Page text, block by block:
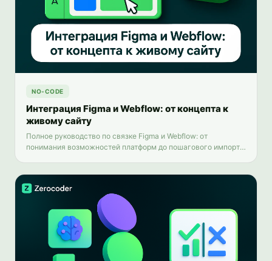
NO-CODE
Интеграция Figma и Webflow: от концепта к
живому сайту
Полное руководство по связке Figma и Webflow: от
понимания возможностей платформ до пошагового импорта